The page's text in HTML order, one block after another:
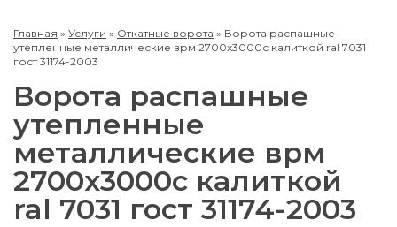
Главная » Услуги » Откатные ворота » Ворота распашные
утепленные металлические врм 2700х3000с калиткой ral 7031
гост 31174-2003
Ворота распашные
утепленные
металлические врм
2700х3000с калиткой
ral 7031 гост 31174-2003